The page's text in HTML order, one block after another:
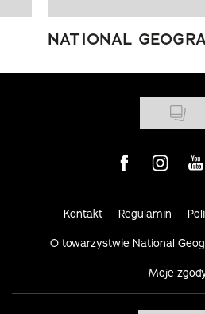
NATIONAL
Visit us onVisit us on
Kontakt Regulamin
O towarzystwie National
Moje